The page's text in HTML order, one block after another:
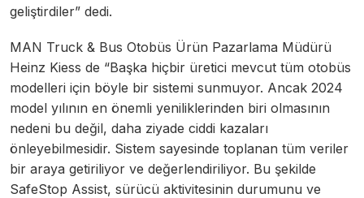
geliştirdiler” dedi.
MAN Truck & Bus Otobüs Ürün Pazarlama Müdürü
Heinz Kiess de “Başka hiçbir üretici mevcut tüm otobüs
modelleri için böyle bir sistemi sunmuyor. Ancak 2024
model yılının en önemli yeniliklerinden biri olmasının
nedeni bu değil, daha ziyade ciddi kazaları
önleyebilmesidir. Sistem sayesinde toplanan tüm veriler
bir araya getiriliyor ve değerlendiriliyor. Bu şekilde
SafeStop Assist, sürücü aktivitesinin durumunu ve